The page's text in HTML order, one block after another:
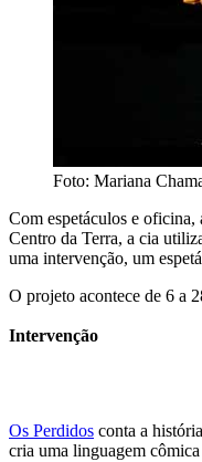
Foto: Mariana
Com espetáculos e oficina,
Centro da Terra, a cia
uma intervenção, um
O projeto acontece de 6 a
Intervenção
Os Perdidos conta a
cria uma linguagem